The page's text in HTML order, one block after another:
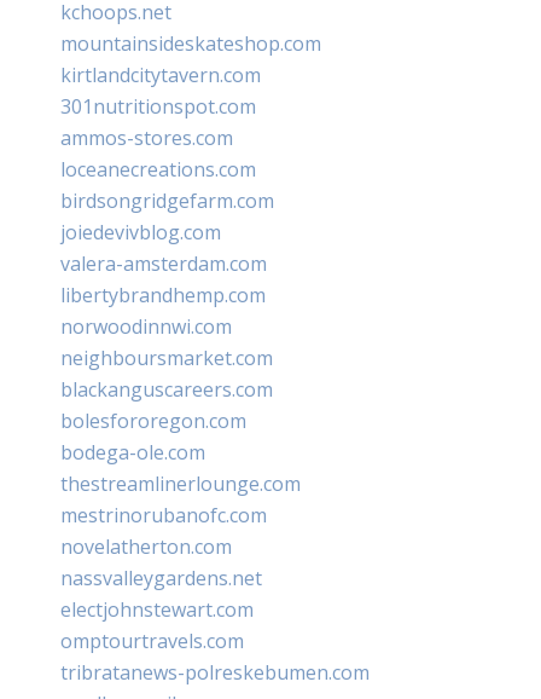
kchoops.net
mountainsideskateshop.com
kirtlandcitytavern.com
301nutritionspot.com
ammos-stores.com
loceanecreations.com
birdsongridgefarm.com
joiedevivblog.com
valera-amsterdam.com
libertybrandhemp.com
norwoodinnwi.com
neighboursmarket.com
blackanguscareers.com
bolesfororegon.com
bodega-ole.com
thestreamlinerlounge.com
mestrinorubanofc.com
novelatherton.com
nassvalleygardens.net
electjohnstewart.com
omptourtravels.com
tribratanews-polreskebumen.com